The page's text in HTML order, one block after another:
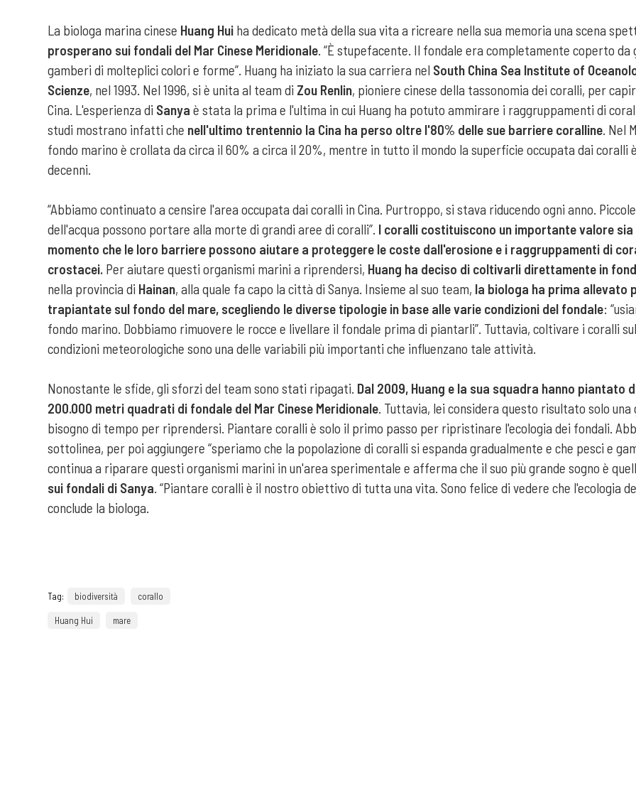
La biologa marina cinese Huang Hui ha dedicato metà della sua vita a ricreare nella sua memoria una scena
prosperano sui fondali del Mar Cinese Meridionale . “È stupefacente. Il fondale era completamente coperto
gamberi di molteplici colori e forme”. Huang ha iniziato la sua carriera nel South China Sea Institute of
Scienze, nel 1993. Nel 1996, si è unita al team di Zou Renlin, pioniere cinese della tassonomia dei coralli, per
Cina. L'esperienza di Sanya è stata la prima e l'ultima in cui Huang ha potuto ammirare i raggruppamenti di
studi mostrano infatti che nell'ultimo trentennio la Cina ha perso oltre l'80% delle sue barriere coralline . Nel
fondo marino è crollata da circa il 60% a circa il 20%, mentre in tutto il mondo la superficie occupata dai coralli
decenni.
“Abbiamo continuato a censire l'area occupata dai coralli in Cina. Purtroppo, si stava riducendo ogni anno.
dell'acqua possono portare alla morte di grandi aree di coralli”. I coralli costituiscono un importante valore
momento che le loro barriere possono aiutare a proteggere le coste dall'erosione e i raggruppamenti di
crostacei. Per aiutare questi organismi marini a riprendersi, Huang ha deciso di coltivarli direttamente in
nella provincia di Hainan, alla quale fa capo la città di Sanya. Insieme al suo team, la biologa ha prima allevato
trapiantate sul fondo del mare, scegliendo le diverse tipologie in base alle varie condizioni del fondale:
fondo marino. Dobbiamo rimuovere le rocce e livellare il fondale prima di piantarli”. Tuttavia, coltivare i coralli
condizioni meteorologiche sono una delle variabili più importanti che influenzano tale attività.
Nonostante le sfide, gli sforzi del team sono stati ripagati. Dal 2009, Huang e la sua squadra hanno piantato
200.000 metri quadrati di fondale del Mar Cinese Meridionale . Tuttavia, lei considera questo risultato solo
bisogno di tempo per riprendersi. Piantare coralli è solo il primo passo per ripristinare l'ecologia dei fondali.
sottolinea, per poi aggiungere “speriamo che la popolazione di coralli si espanda gradualmente e che pesci e
continua a riparare questi organismi marini in un'area sperimentale e afferma che il suo più grande sogno è
sui fondali di Sanya . “Piantare coralli è il nostro obiettivo di tutta una vita. Sono felice di vedere che l'ecologia
conclude la biologa.
Tag: biodiversità corallo
Huang Hui mare